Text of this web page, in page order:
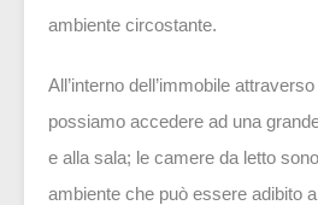
ambiente circostante.
All’interno dell’immobile
possiamo accedere ad una
e alla sala; le camere da letto
ambiente che può essere adibito